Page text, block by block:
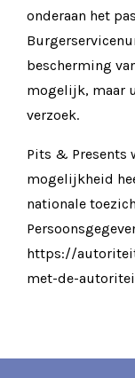
onderaan het
bescherming
mogelijk, maar
verzoek.
Pits & Presents
mogelijkheid
nationale
https://
met-de-